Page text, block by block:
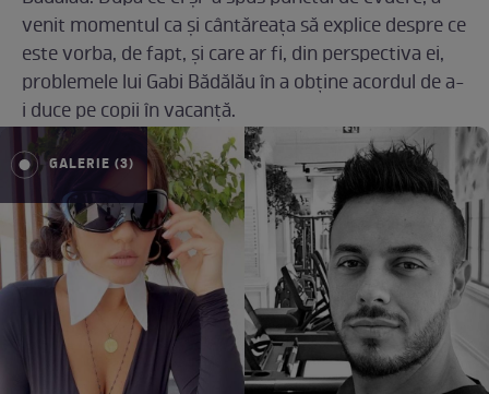
venit momentul ca și cântăreața să explice despre ce
este vorba, de fapt, și care ar fi, din perspectiva ei,
problemele lui Gabi Bădălău în a obține acordul de a-
i duce pe copii în vacanță.
GALERIE (3)